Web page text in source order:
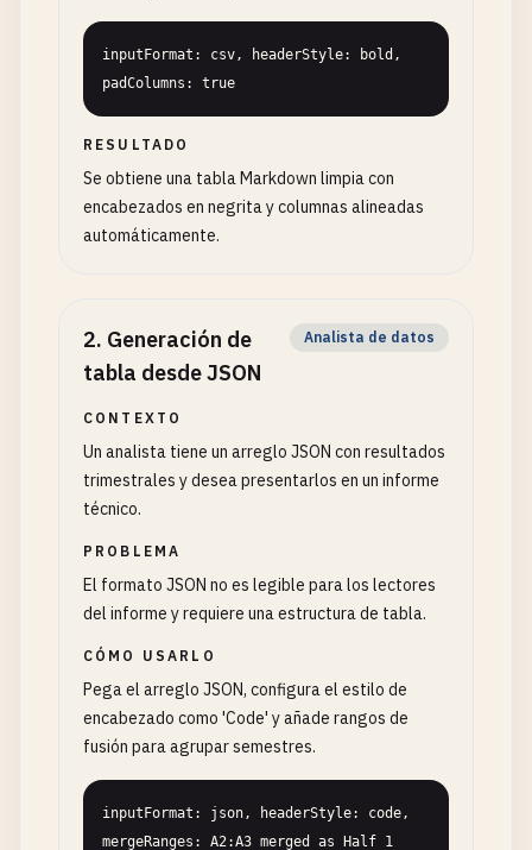
inputFormat: csv, headerStyle: bold,
padColumns: true
RESULTADO
Se obtiene una tabla Markdown limpia con
encabezados en negrita y columnas alineadas
automáticamente.
2. Generación de
tabla desde JSON
Analista de datos
CONTEXTO
Un analista tiene un arreglo JSON con resultados
trimestrales y desea presentarlos en un informe
técnico.
PROBLEMA
El formato JSON no es legible para los lectores
del informe y requiere una estructura de tabla.
CÓMO USARLO
Pega el arreglo JSON, configura el estilo de
encabezado como 'Code' y añade rangos de
fusión para agrupar semestres.
inputFormat: json, headerStyle: code,
mergeRanges: A2:A3 merged as Half 1